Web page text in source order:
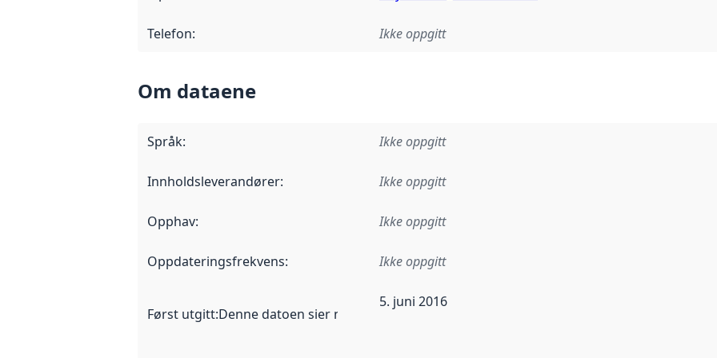
Telefon: Ikke oppgitt
Om dataene
Språk: Ikke oppgitt
Innholdsleverandører: Ikke oppgitt
Opphav: Ikke oppgitt
Oppdateringsfrekvens: Ikke oppgitt
Først utgitt:Denne datoen sier når dataene i dette datasettet første gang ble utgitt. Det kan
5. juni 2016